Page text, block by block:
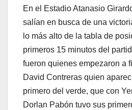
En el Estadio Atanasio
salían en busca de una
lo más alto de la tabla de
primeros 15 minutos del
fueron quienes empezaron a
David Contreras quien
primero del verde, que con
Dorlan Pabón tuvo sus